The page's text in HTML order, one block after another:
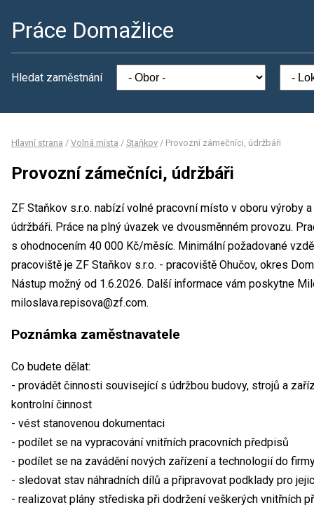
Práce Domažlice
Hledat zaměstnání
Hlavní strana / Volná místa / Staňkov / Provozní zámečníci, údržbáři
Provozní zámečníci, údržbáři
ZF Staňkov s.r.o. nabízí volné pracovní místo v oboru výroby
údržbáři. Práce na plný úvazek ve dvousměnném provozu.
s ohodnocením 40 000 Kč/měsíc. Minimální požadované
pracoviště je ZF Staňkov s.r.o. - pracoviště Ohučov, okres
Nástup možný od 1.6.2026. Další informace vám poskytne
miloslava.repisova@zf.com.
Poznámka zaměstnavatele
Co budete dělat:
- provádět činnosti související s údržbou budovy, strojů a
kontrolní činnost
- vést stanovenou dokumentaci
- podílet se na vypracování vnitřních pracovních předpisů
- podílet se na zavádění nových zařízení a technologií do
- sledovat stav náhradních dílů a připravovat podklady pro
- realizovat plány střediska při dodržení veškerých vnitřních